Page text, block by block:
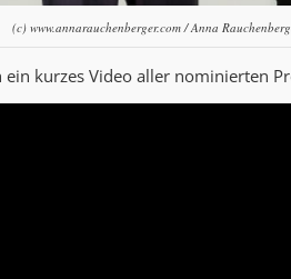
(c) www.annarauchenberger.com / Anna
ein kurzes Video aller nominierten